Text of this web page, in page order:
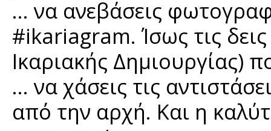
… να ανεβάσεις
#ikariagram. Ίσως τις
Ικαριακής Δημιουργίας)
… να χάσεις τις
από την αρχή. Και η